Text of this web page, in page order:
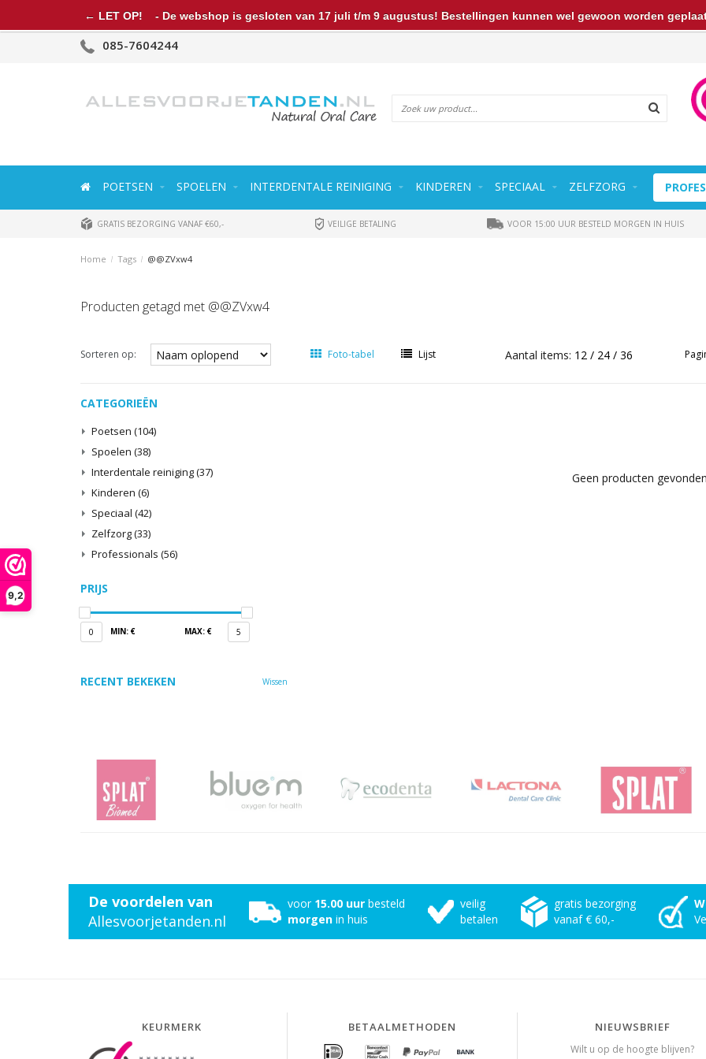
9,2
085-7604244
POETSEN SPOELEN INTERDENTALE REINIGING KINDEREN SPECIAAL ZELFZORG
GRATIS BEZORGING VANAF €60,- VEILIGE BETALING VOOR 15:00 UUR BESTELD MORGEN IN HUIS
Home / Tags / @@ZVxw4
Producten getagd met @@ZVxw4
Sorteren op: Foto-tabel Lijst Aantal items: 12 24 36
CATEGORIEËN
Poetsen (104)
Spoelen (38)
Interdentale reiniging(37)
Kinderen (6)
Speciaal (42)
Zelfzorg(33)
Professionals (56)
PRIJS
0 MIN: € MAX: € 5
RECENT BEKEKEN Wissen
Geen producten
De voordelen van
Allesvoorjetanden.nl
voor 15.00 uur besteld
morgen in huis
veilig
betalen
gratis bezorging
vanaf € 60,-
KEURMERK BETAALMETHODEN NIEUWSBRIEF
Wilt u op de hoogte blijven?
← LET OP! - De webshop is gesloten van 17 juli t/m 9 augustus! Bestellingen kunnen wel gewoon worden